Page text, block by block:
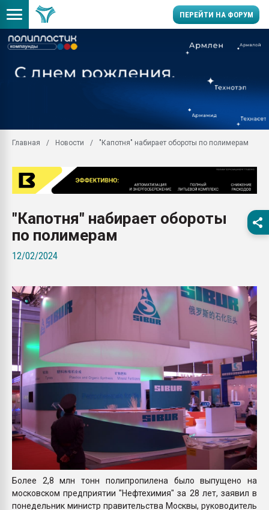
ПЕРЕЙТИ НА ФОРУМ
заводу пластмасс"
Помощь в подборе
Вакуум-формовочные
Подмосковье, Москва
первый план в
пластмасс
бутылок
ПЕРЕЙТИ НА
Главная Новости "Капотня" набирает обороты по полимерам
"Капотня" набирает обороты
по полимерам
12/02/2024
Более 2,8 млн тонн полипропилена было выпущено на
московском предприятии "Нефтехимия" за 28 лет, заявил в
понедельник министр правительства Москвы, руководитель